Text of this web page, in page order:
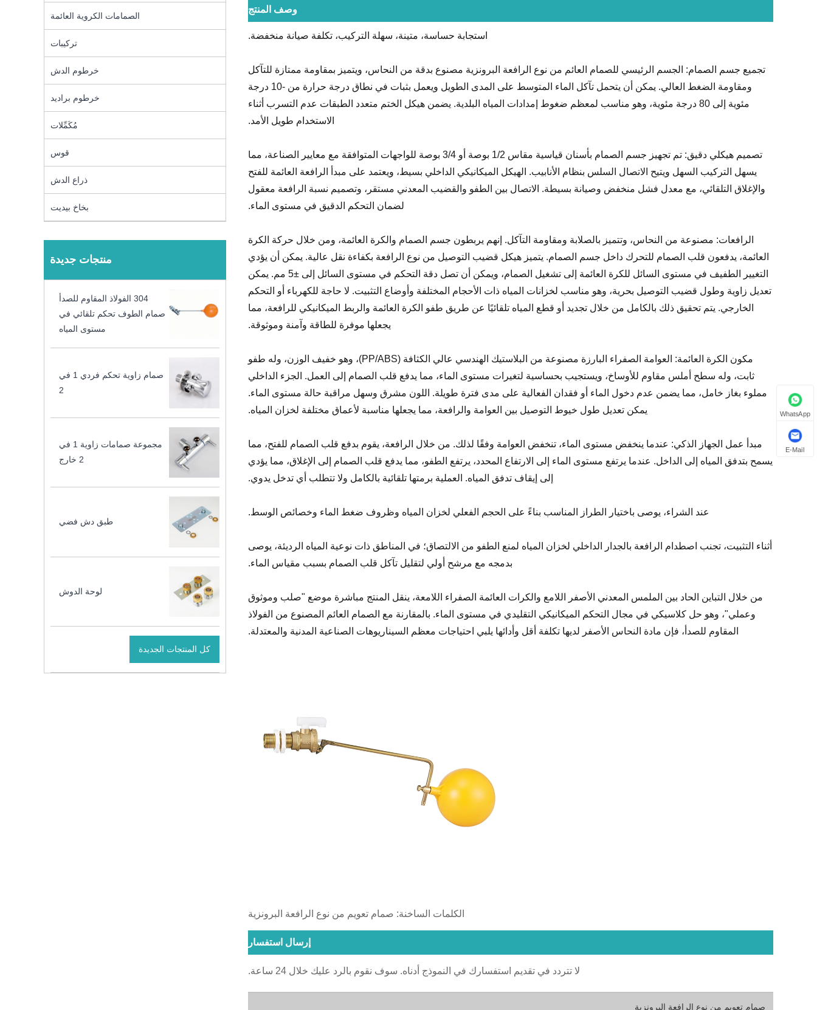
الصمامات الكروية العائمة
تركيبات
خرطوم الدش
خرطوم براديد
مُكَمِّلات
قوس
ذراع الدش
بخاخ بيديت
منتجات جديدة
304 الفولاذ المقاوم للصدأ
صمام الطوف تحكم تلقائي في
مستوى المياه
صمام زاوية تحكم فردي 1 في
2
مجموعة صمامات زاوية 1 في
2 خارج
طبق دش فضي
لوحة الدوش
كل المنتجات الجديدة
وصف المنتج
استجابة حساسة، متينة، سهلة التركيب، تكلفة صيانة منخفضة.
تجميع جسم الصمام: الجسم الرئيسي للصمام العائم من نوع الرافعة البرونزية مصنوع بدقة من النحاس، ويتميز بمقاومة ممتازة للتآكل
ومقاومة الضغط العالي. يمكن أن يتحمل تآكل الماء المتوسط ​​على المدى الطويل ويعمل بثبات في نطاق درجة حرارة من -10 درجة
مئوية إلى 80 درجة مئوية، وهو مناسب لمعظم ضغوط إمدادات المياه البلدية. يضمن هيكل الختم متعدد الطبقات عدم التسرب أثناء
الاستخدام طويل الأمد.
تصميم هيكلي دقيق: تم تجهيز جسم الصمام بأسنان قياسية مقاس 1/2 بوصة أو 3/4 بوصة للواجهات المتوافقة مع معايير الصناعة، مما
يسهل التركيب السهل ويتيح الاتصال السلس بنظام الأنابيب. الهيكل الميكانيكي الداخلي بسيط، ويعتمد على مبدأ الرافعة العائمة للفتح
والإغلاق التلقائي، مع معدل فشل منخفض وصيانة بسيطة. الاتصال بين الطفو والقضيب المعدني مستقر، وتصميم نسبة الرافعة معقول
لضمان التحكم الدقيق في مستوى الماء.
الرافعات: مصنوعة من النحاس، وتتميز بالصلابة ومقاومة التآكل. إنهم يربطون جسم الصمام والكرة العائمة، ومن خلال حركة الكرة
العائمة، يدفعون قلب الصمام للتحرك داخل جسم الصمام. يتميز هيكل قضيب التوصيل من نوع الرافعة بكفاءة نقل عالية. يمكن أن يؤدي
التغيير الطفيف في مستوى السائل للكرة العائمة إلى تشغيل الصمام، ويمكن أن تصل دقة التحكم في مستوى السائل إلى ±5 مم. يمكن
تعديل زاوية وطول قضيب التوصيل بحرية، وهو مناسب لخزانات المياه ذات الأحجام المختلفة وأوضاع التثبيت. لا حاجة للكهرباء أو التحكم
الخارجي. يتم تحقيق ذلك بالكامل من خلال تجديد أو قطع المياه تلقائيًا عن طريق طفو الكرة العائمة والربط الميكانيكي للرافعة، مما
يجعلها موفرة للطاقة وآمنة وموثوقة.
مكون الكرة العائمة: العوامة الصفراء البارزة مصنوعة من البلاستيك الهندسي عالي الكثافة (PP/ABS)، وهو خفيف الوزن، وله طفو
ثابت، وله سطح أملس مقاوم للأوساخ، ويستجيب بحساسية لتغيرات مستوى الماء، مما يدفع قلب الصمام إلى العمل. الجزء الداخلي
مملوء بغاز خامل، مما يضمن عدم دخول الماء أو فقدان الفعالية على مدى فترة طويلة. اللون مشرق وسهل مراقبة حالة مستوى الماء.
يمكن تعديل طول خيوط التوصيل بين العوامة والرافعة، مما يجعلها مناسبة لأعماق مختلفة لخزان المياه.
مبدأ عمل الجهاز الذكي: عندما ينخفض ​​مستوى الماء، تنخفض العوامة وفقًا لذلك. من خلال الرافعة، يقوم بدفع قلب الصمام للفتح، مما
يسمح بتدفق المياه إلى الداخل. عندما يرتفع مستوى الماء إلى الارتفاع المحدد، يرتفع الطفو، مما يدفع قلب الصمام إلى الإغلاق، مما يؤدي
إلى إيقاف تدفق المياه. العملية برمتها تلقائية بالكامل ولا تتطلب أي تدخل يدوي.
عند الشراء، يوصى باختيار الطراز المناسب بناءً على الحجم الفعلي لخزان المياه وظروف ضغط الماء وخصائص الوسط.
أثناء التثبيت، تجنب اصطدام الرافعة بالجدار الداخلي لخزان المياه لمنع الطفو من الالتصاق؛ في المناطق ذات نوعية المياه الرديئة، يوصى
بدمجه مع مرشح أولي لتقليل تآكل قلب الصمام بسبب مقياس الماء.
من خلال التباين الحاد بين الملمس المعدني الأصفر اللامع والكرات العائمة الصفراء اللامعة، ينقل المنتج مباشرة موضع "صلب وموثوق
وعملي"، وهو حل كلاسيكي في مجال التحكم الميكانيكي التقليدي في مستوى الماء. بالمقارنة مع الصمام العائم المصنوع من الفولاذ
المقاوم للصدأ، فإن مادة النحاس الأصفر لديها تكلفة أقل وأدائها يلبي احتياجات معظم السيناريوهات الصناعية المدنية والمعتدلة.
الكلمات الساخنة: صمام تعويم من نوع الرافعة البرونزية
إرسال استفسار
لا تتردد في تقديم استفسارك في النموذج أدناه. سوف نقوم بالرد عليك خلال 24 ساعة.
WhatsApp
E-Mail